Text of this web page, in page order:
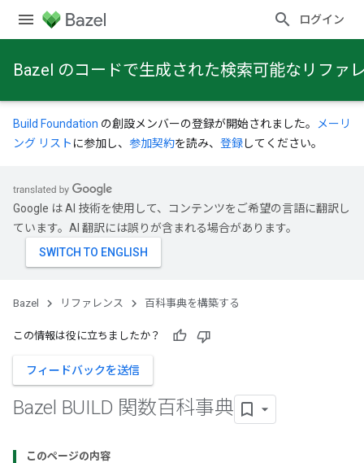
ログイン
Bazel のコードで生成された検索可能なリファ
Build Foundation の創設メンバーの登録が開始されました。
メーリ
ング リスト に参加し、 参加契約を読み、 登録してください。
Google は AI 技術を使用して、コンテンツをご希望の言語に翻訳し
ています。AI 翻訳には誤りが含まれる場合があります。
Bazel リファレンス 百科事典を構築する
この情報は役に立ちましたか？
フィードバックを送信
Bazel BUILD 関数百科事典
このページの内容